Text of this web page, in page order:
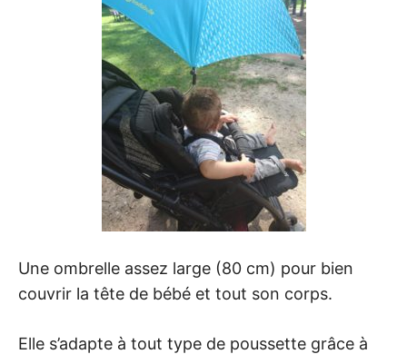
Une ombrelle assez large (80 cm) pour bien
couvrir la tête de bébé et tout son corps.
Elle s’adapte à tout type de poussette grâce à